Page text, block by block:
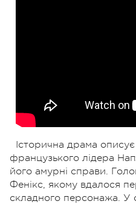
Історична драма
французького лідера
його амурні справи.
Фенікс, якому вдалося
складного персонажа. У